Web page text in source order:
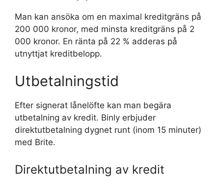
Man kan ansöka om en maximal kreditgräns på
200 000 kronor, med minsta kreditgräns på 2
000 kronor. En ränta på 22 % adderas på
utnyttjat kreditbelopp.
Utbetalningstid
Efter signerat lånelöfte kan man begära
utbetalning av kredit. Binly erbjuder
direktutbetalning dygnet runt (inom 15 minuter)
med Brite.
Direktutbetalning av kredit